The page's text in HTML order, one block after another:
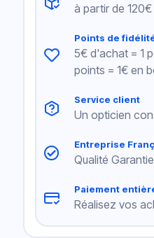
à partir de
Points de
5€ d'achat = 1
points = 1€ en
Service client
Un opticien
Entreprise
Qualité Garantie
Paiement
Réalisez vos